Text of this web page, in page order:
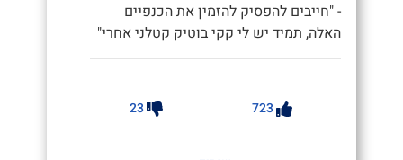
- "חייבים להפסיק להזמין את הכנפיים
האלה, תמיד יש לי קקי בוטיק קטלני אחרי"
723
23